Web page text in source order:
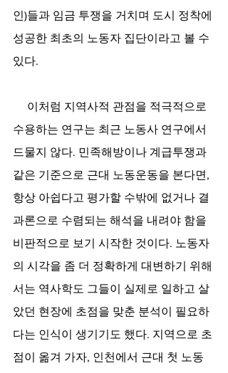
인)들과 임금 투쟁을 거치며 도시 정착에
성공한 최초의 노동자 집단이라고 볼 수
있다.
수용하는 연구는 최근 노동사 연구에서
드물지 않다. 민족해방이나 계급투쟁과
같은 기준으로 근대 노동운동을 본다면,
항상 아쉽다고 평가할 수밖에 없거나 결
과론으로 수렴되는 해석을 내려야 함을
비판적으로 보기 시작한 것이다. 노동자
의 시각을 좀 더 정확하게 대변하기 위해
서는 역사학도 그들이 실제로 일하고 살
았던 현장에 초점을 맞춘 분석이 필요하
다는 인식이 생기기도 했다. 지역으로 초
점이 옮겨 가자, 인천에서 근대 첫 노동